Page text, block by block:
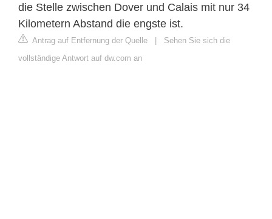
die Stelle zwischen Dover und Calais mit nur 34
Kilometern Abstand die engste ist.
Antrag auf Entfernung der Quelle | Sehen Sie sich die
vollständige Antwort auf dw.com an